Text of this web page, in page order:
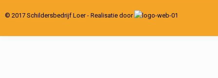
© 2017 Schildersbedrijf Loer - Realisatie door